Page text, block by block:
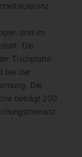
sind im
Die
Tischplatte
bei der
Die
beträgt 200